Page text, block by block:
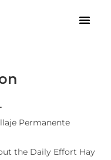
Permanente
the Daily Effort Hay